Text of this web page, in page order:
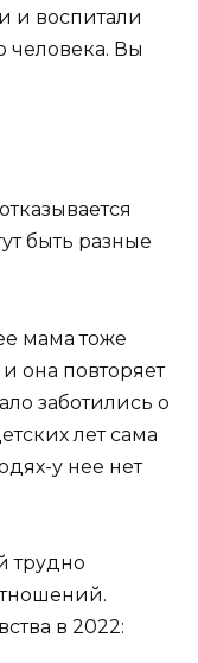
и воспитали
человека. Вы
быть разные
мама тоже
она повторяет
заботились о
лет сама
-у нее нет
трудно